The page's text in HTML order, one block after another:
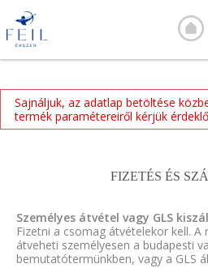
Sajnáljuk, az adatlap betöltése
termék paramétereiről kérjük
FIZETÉS ÉS
Személyes átvétel vagy GLS
Fizetni a csomag átvételekor kell.
átveheti személyesen a budapesti
bemutatótermünkben, vagy a GLS